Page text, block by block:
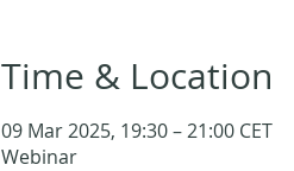
Time & Location
09 Mar 2025, 19:30 – 21:00 CET
Webinar